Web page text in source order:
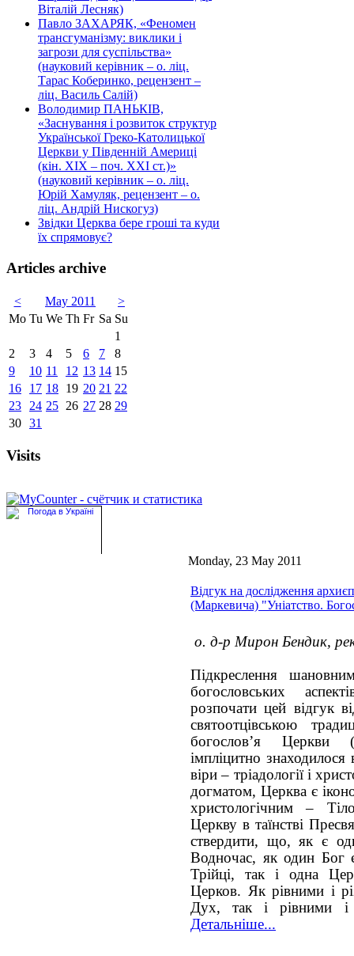
Віталій Лесняк)
Павло ЗАХАРЯК, «Феномен
трансгуманізму: виклики і
загрози для суспільства»
(науковий керівник – о. ліц.
Тарас Коберинко, рецензент –
ліц. Василь Салій)
Володимир ПАНЬКІВ,
«Заснування і розвиток структур
Української Греко-Католицької
Церкви у Південній Америці
(кін. ХІХ – поч. ХХІ ст.)»
(науковий керівник – о. ліц.
Юрій Хамуляк, рецензент – о.
ліц. Андрій Нискогуз)
Звідки Церква бере гроші та куди
їх спрямовує?
Articles archive
< May 2011
>
Mo Tu We Th Fr Sa Su
1
2
3 4 5 6 7
8
9
10 11 12 13 14 15
16
17 18 19 20 21 22
23
24 25 26 27 28 29
30 31
Visits
Monday, 23 May 2011
Відгук на дослідження
(Маркевича) "Уніатство.
о. д-р Мирон Бендик,
Підкреслення
богословських
розпочати цей відгук
святоотцівською
богослов’я Церкви
імпліцитно
віри – тріадології і
догматом, Церква є
христологічним –
Церкву в таїнстві
ствердити, що, як є
Водночас, як один Бог
Трійці, так і одна
Церков. Як рівними і
Дух, так і рівними і
Детальніше...